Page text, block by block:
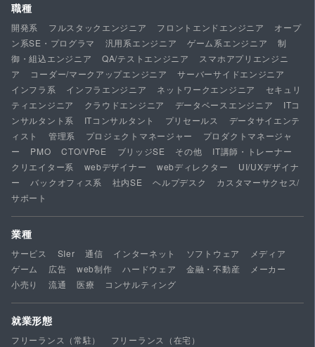
職種
開発系 フルスタックエンジニア フロントエンドエンジニア
オープ
ン系SE・プログラマ
汎用系エンジニア ゲーム系エンジニア
制
御・組込エンジニア
QA/テストエンジニア
スマホアプリエンジニ
ア
コーダー/マークアップエンジニア
サーバーサイドエンジニア
インフラ系
インフラエンジニア ネットワークエンジニア
セキュリ
ティエンジニア
クラウドエンジニア データベースエンジニア
ITコ
ンサルタント系
ITコンサルタント プリセールス
データサイエンテ
ィスト
管理系 プロジェクトマネージャー
プロダクトマネージャ
ー
PMO CTO/VPoE ブリッジSE その他
IT講師・トレーナー
クリエイター系
webデザイナー webディレクター
UI/UXデザイナ
ー
バックオフィス系 社内SE ヘルプデスク
カスタマーサクセス/
サポート
業種
サービス SIer 通信 インターネット ソフトウェア
メディア
ゲーム
広告 web制作 ハードウェア 金融・不動産
メーカー
小売り
流通 医療 コンサルティング
就業形態
フリーランス（常駐） フリーランス（在宅）